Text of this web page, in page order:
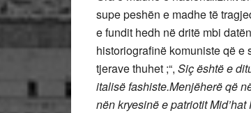
supe peshën e madhe të
e fundit hedh në dritë mbi
historiografinë komuniste që e
tjerave thuhet ;“, Siç është e
italisë fashiste.Menjëherë që
nën kryesinë e patriotit